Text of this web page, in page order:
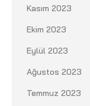
Kasım 2023
Ekim 2023
Eylül 2023
Ağustos 2023
Temmuz 2023